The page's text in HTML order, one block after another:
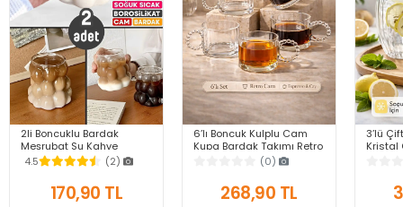
2li Boncuklu Bardak
Meşrubat Su Kahve
Sunum Bardağı Isıya
Dayanıklı Borosilikat Cam
Retro Bardaklar
4.5 (2)
170,90 TL
6’lı Boncuk Kulplu Cam
Kupa Bardak Takımı Retro
Espresso Çay Kahve
Meşrubat Bardağı Seti
100ml
(0)
268,90 TL
3’lü
Kristal
Sıcak
Süt